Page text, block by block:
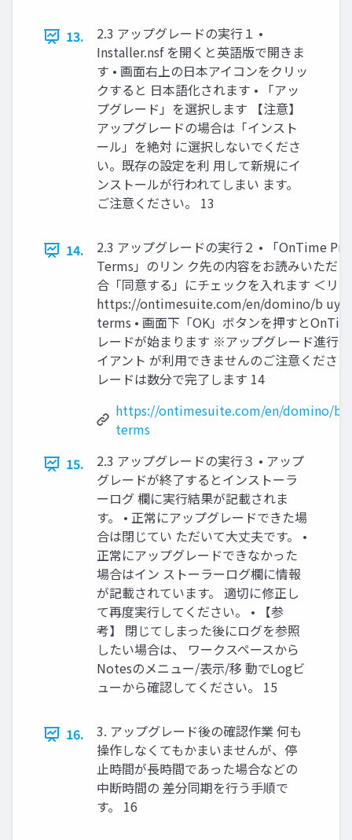
13.
2.3 アップグレードの実行１ •
Installer.nsf を開くと英語版で開きま
す • 画面右上の日本アイコンをクリッ
クすると 日本語化されます • 「アッ
プグレード」を選択します 【注意】
アップグレードの場合は「インスト
ール」を絶対 に選択しないでくださ
い。既存の設定を利 用して新規にイ
ンストールが行われてしまい ます。
ご注意ください。 13
14.
2.3 アップグレードの実行２ • 「OnTime
Terms」のリン ク先の内容をお読みいただ
合「同意する」にチェックを入れます ＜リ
https://ontimesuite.com/en/domino/b
terms • 画面下「OK」ボタンを押すと
レードが始まります ※アップグレード進行
イアント が利用できませんのご注意くださ
レードは数分で完了します 14
https://ontimesuite.com/en/domino/
terms
15.
2.3 アップグレードの実行３ • アップ
グレードが終了するとインストーラ
ーログ 欄に実行結果が記載されま
す。 • 正常にアップグレードできた場
合は閉じてい ただいて大丈夫です。 •
正常にアップグレードできなかった
場合はイン ストーラーログ欄に情報
が記載されています。 適切に修正し
て再度実行してください。 • 【参
考】 閉じてしまった後にログを参照
したい場合は、 ワークスペースから
Notesのメニュー/表示/移 動でLogビ
ューから確認してください。 15
16.
3. アップグレード後の確認作業 何も
操作しなくてもかまいませんが、停
止時間が長時間であった場合などの
中断時間の 差分同期を行う手順で
す。 16